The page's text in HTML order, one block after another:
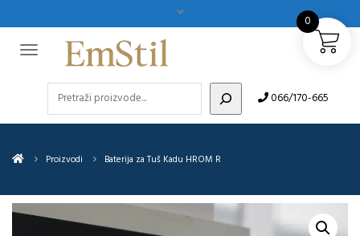
066/170-665
Proizvodi Baterija za Tuš Kadu HROM R
0